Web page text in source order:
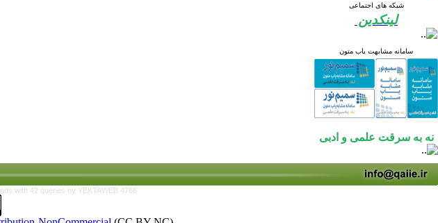
شبکه های اجتماعی
لینکدین
سامانه مشابهت یاب متون
نه به سرقت علمی و ادبی
with 42 queries by YEKTAWEB 4766